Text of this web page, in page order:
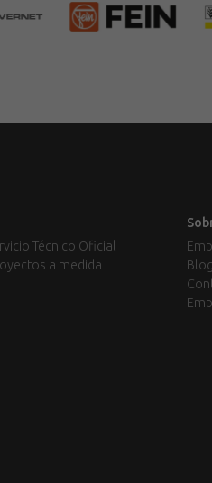
Técnico Oficial
a medida
Blog